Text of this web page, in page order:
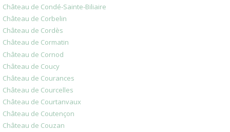
Château de Condé-Sainte-Biliaire
Château de Corbelin
Château de Cordès
Château de Cormatin
Château de Cornod
Château de Coucy
Château de Courances
Château de Courcelles
Château de Courtanvaux
Château de Coutençon
Château de Couzan